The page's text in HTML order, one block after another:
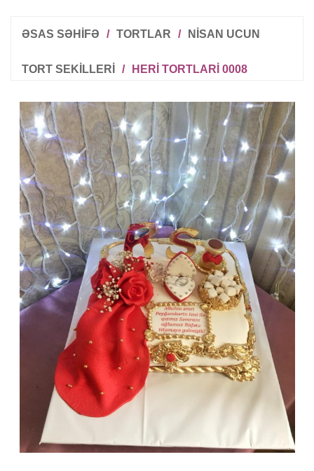
ƏSAS SƏHİFƏ / TORTLAR / NISAN UCUN
TORT SEKILLERI / HERI TORTLARI 0008